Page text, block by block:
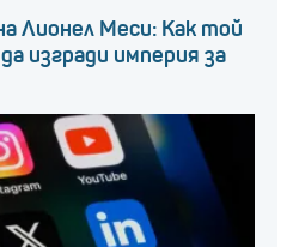
Лионел Меси: Как той
изгради империя за